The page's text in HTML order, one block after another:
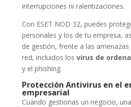
interrupciones ni ralentizaciones.
Con ESET NOD 32, puedes
personales y los de tu empresa,
de gestión, frente a las
red, incluidos los virus de
y el phishing.
Protección Antivirus en el
empresarial
Cuando gestionas un negocio,